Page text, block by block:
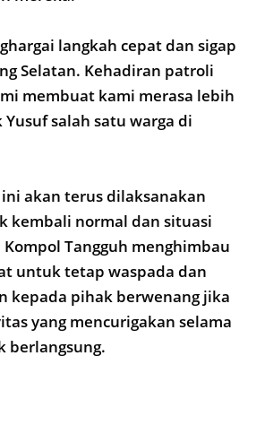
langkah cepat dan sigap
Selatan. Kehadiran patroli
membuat kami merasa lebih
salah satu warga di
akan terus dilaksanakan
kembali normal dan situasi
Tangguh menghimbau
untuk tetap waspada dan
kepada pihak berwenang jika
yang mencurigakan selama
berlangsung.